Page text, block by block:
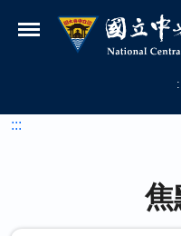
國立中央大學
:::
焦